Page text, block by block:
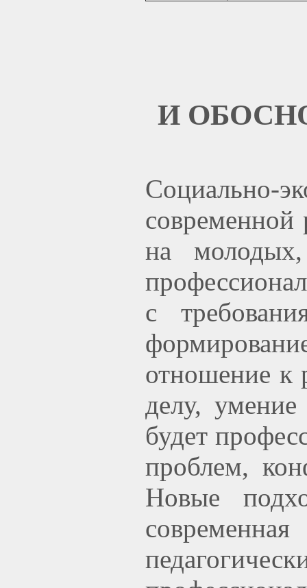
И
Социально-
современной
на
с
отношение к
делу,
будет
проблем,
Новые